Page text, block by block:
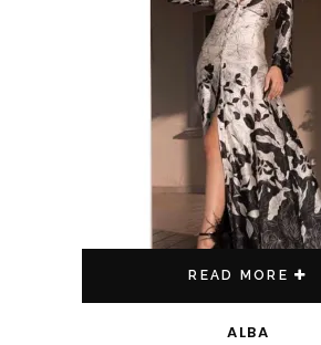
READ MORE
ALBA